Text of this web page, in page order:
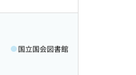
国立国会図書館